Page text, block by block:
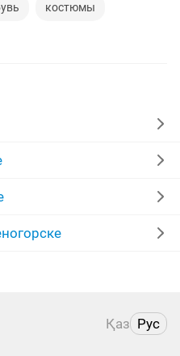
костюмы
куртки
Қаз Рус